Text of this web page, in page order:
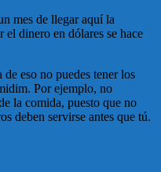
mes de llegar aquí la
dinero en dólares se hace
eso no puedes tener los
Por ejemplo, no
la comida, puesto que no
deben servirse antes que tú.